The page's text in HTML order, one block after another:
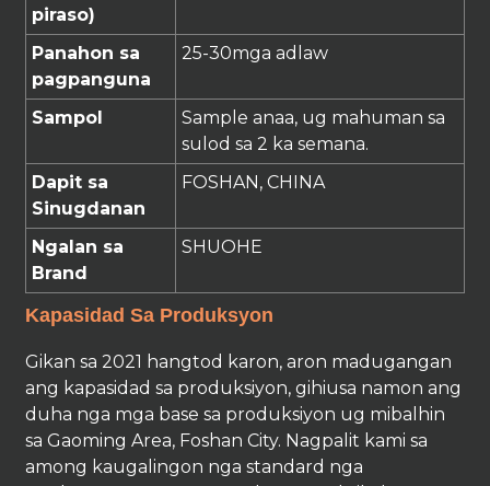
piraso)
Panahon sa
pagpanguna
25-30mga adlaw
Sampol
Sample anaa, ug mahuman sa
sulod sa 2 ka semana.
Dapit sa
Sinugdanan
FOSHAN, CHINA
Ngalan sa
Brand
SHUOHE
Kapasidad Sa Produksyon
Gikan sa 2021 hangtod karon, aron madugangan
ang kapasidad sa produksiyon, gihiusa namon ang
duha nga mga base sa produksiyon ug mibalhin
sa Gaoming Area, Foshan City. Nagpalit kami sa
among kaugalingon nga standard nga